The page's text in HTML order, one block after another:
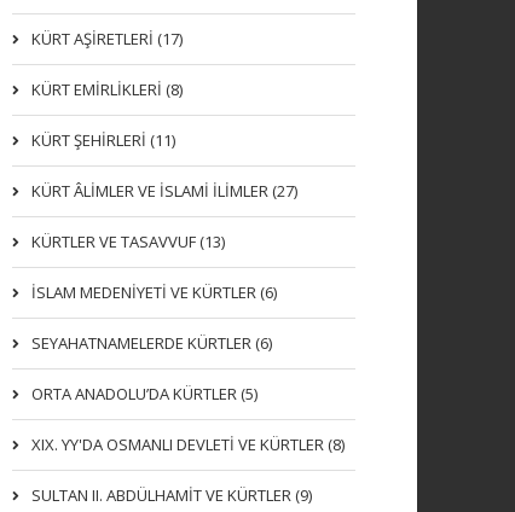
KÜRT AŞİRETLERİ (17)
KÜRT EMİRLİKLERİ (8)
KÜRT ŞEHİRLERİ (11)
KÜRT ÂLİMLER VE İSLAMİ İLİMLER (27)
KÜRTLER VE TASAVVUF (13)
İSLAM MEDENİYETİ VE KÜRTLER (6)
SEYAHATNAMELERDE KÜRTLER (6)
ORTA ANADOLU’DA KÜRTLER (5)
XIX. YY'DA OSMANLI DEVLETI VE KÜRTLER (8)
SULTAN II. ABDÜLHAMİT VE KÜRTLER (9)